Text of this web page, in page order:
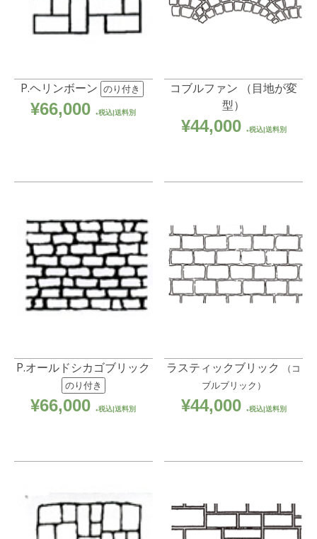
P.ヘリンボーン のり付き
¥66,000 税込|送料別
コブルファン （目地が変
型）
¥44,000 税込|送料別
P.オールドシカゴブリック
のり付き
¥66,000 税込|送料別
ラスティックブリック
（コ
ブルブリック）
¥44,000 税込|送料別